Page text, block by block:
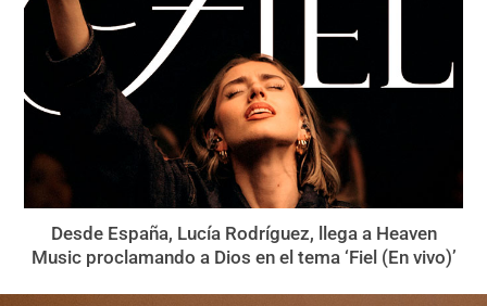
Desde España, Lucía Rodríguez, llega a Heaven
Music proclamando a Dios en el tema ‘Fiel (En vivo)’